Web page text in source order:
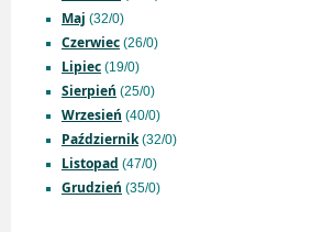
Maj (32/0)
Czerwiec (26/0)
Lipiec (19/0)
Sierpień (25/0)
Wrzesień (40/0)
Październik(32/0)
Listopad (47/0)
Grudzień (35/0)